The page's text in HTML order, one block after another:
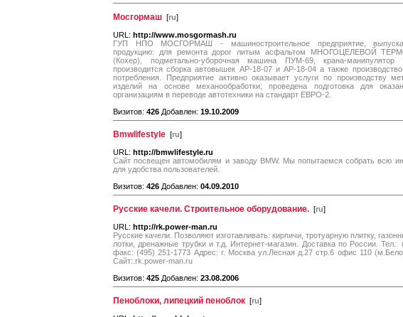
Мосгормаш [ru]
URL: http://www.mosgormash.ru
ГУП НПО МОСГОРМАШ - машиностроительное предприятие,
продукцию: для ремонта дорог литым асфальтом МНОГОЦЕЛЕВОЙ
(Кохер), подметально-уборочная машина ПУМ-69, крана-манипулятор
производится сборка автовышек АР-18-07 и АР-18-04 а также производство
потребления. Предприятие активно оказывает услуги по производству
изделий на основе механообработки; проведена подготовка для
организациям в переводе автотехники на стандарт ЕВРО-2.
Визитов: 426 Добавлен: 19.10.2009
Bmwlifestyle [ru]
URL: http://bmwlifestyle.ru
Сайт посвещен автомобилям и заводу BMW. Мы попытаемся собрать всю
для удобства пользователей.
Визитов: 426 Добавлен: 04.09.2010
Русские качели. Строительное оборудование. [ru]
URL: http://rk.power-man.ru
Русские качели. Позволяют изготавливать: кирпичи, тротуарную плитку,
лотки, дренажные трубки и т.д. Интернет-магазин. Доставка по России. Тел.:
факс: (495) 251-1773 Адрес: г. Москва ул.Лесная д.27 стр.6 офис 110
Сайт:.rk.power-man.ru
Визитов: 425 Добавлен: 23.08.2006
Пеноблоки, липецкий пеноблок [ru]